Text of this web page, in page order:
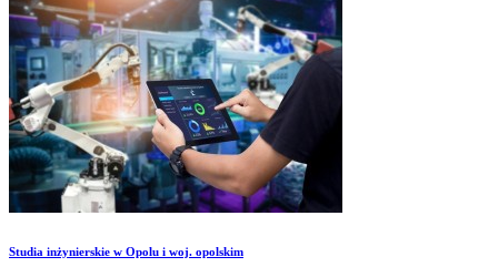
Studia inżynierskie w Opolu i woj. opolskim